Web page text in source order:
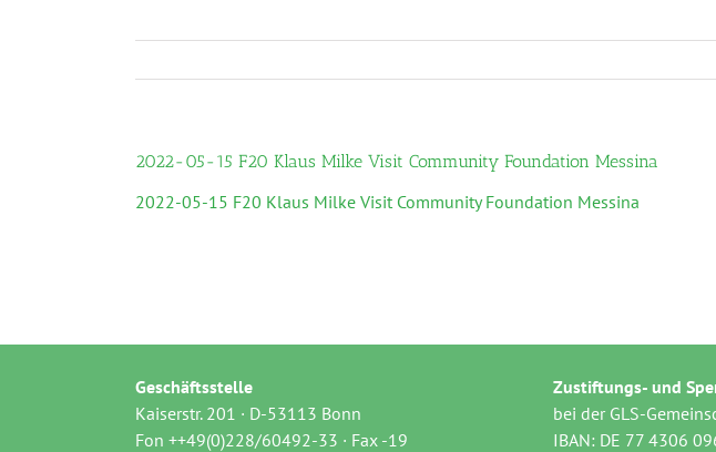
2022-05-15 F20 Klaus Milke Visit Community Foundation Messina
2022-05-15 F20 Klaus Milke Visit Community Foundation Messina
Geschäftsstelle
Kaiserstr. 201 · D-53113 Bonn
Fon ++49(0)228/60492-33 · Fax -19
Zustiftungs- und
bei der GLS-
IBAN: DE 77 4306